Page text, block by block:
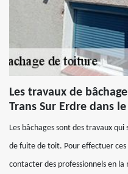
Les travaux de
Trans Sur Erdre dans
Les bâchages sont des travaux
de fuite de toit. Pour effectuer
contacter des professionnels en